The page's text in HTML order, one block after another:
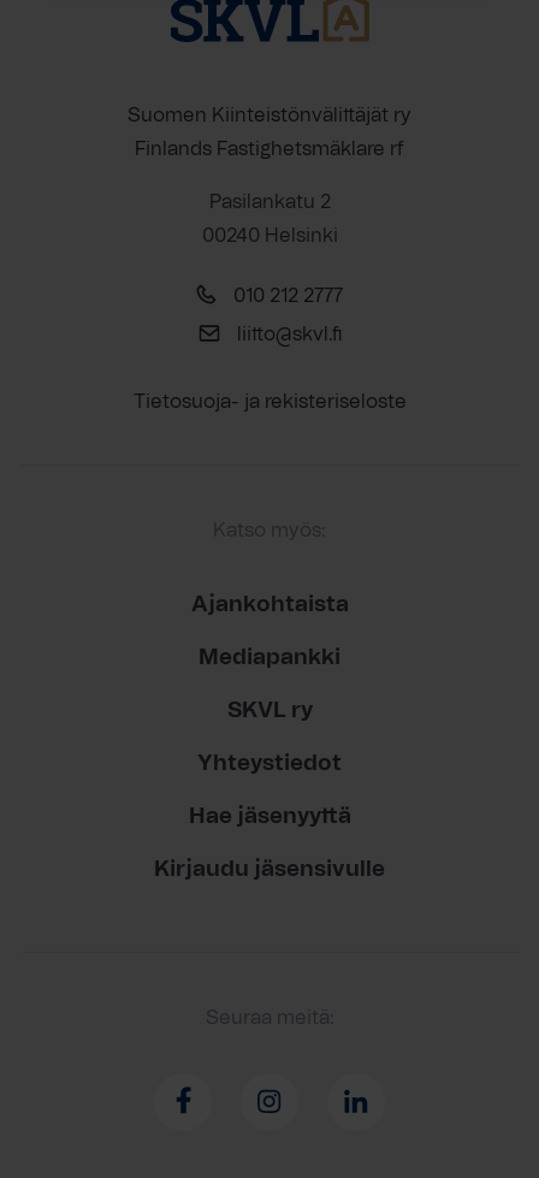
Suomen Kiinteistönvälittäjät ry
Finlands Fastighetsmäklare rf
Pasilankatu 2
00240 Helsinki
010 212 2777
liitto@skvl.fi
Tietosuoja- ja rekisteriseloste
Katso myös:
Ajankohtaista
Mediapankki
SKVL ry
Yhteystiedot
Hae jäsenyyttä
Kirjaudu jäsensivulle
Seuraa meitä: